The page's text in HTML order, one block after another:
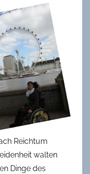
Reichtum
walten
Dinge des